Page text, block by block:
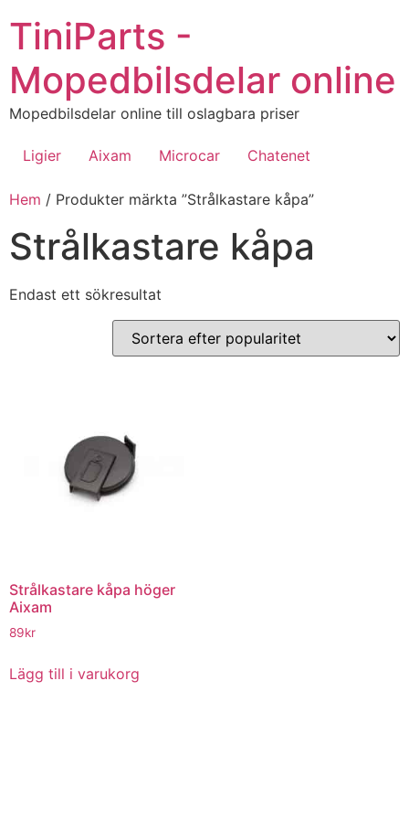
till
innehåll
TiniParts -
Mopedbilsdelar online
Mopedbilsdelar online till oslagbara priser
Ligier Aixam Microcar Chatenet
Hem / Produkter märkta ”Strålkastare kåpa”
Strålkastare kåpa
Endast ett sökresultat
Strålkastare kåpa höger
Aixam
89kr
Lägg till i varukorg